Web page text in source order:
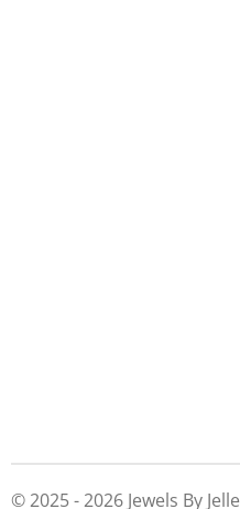
© 2025 - 2026 Jewels By Jelle